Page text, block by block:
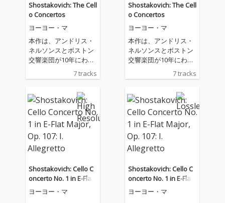
Shostakovich: The Cell
o Concertos
ヨーヨー・マ
本作は、アンドリス・
ネルソンスとボストン
交響楽団が10年にわた
り取り組んできたショ
スタコーヴィチ・プロ
今年、ショスタコーヴ
ィチの没後50周年を記
念して、2つのチェロ
協奏曲をソリストに
は、現代を代表するチ
ェリスト、ヨーヨー・
マを迎えて録音。
7 tracks
Shostakovich: The Cell
o Concertos
ヨーヨー・マ
本作は、アンドリス・
ネルソンスとボストン
交響楽団が10年にわた
り取り組んできたショ
スタコーヴィチ・プロ
今年、ショスタコーヴ
ィチの没後50周年を記
念して、2つのチェロ
協奏曲をソリストに
は、現代を代表するチ
ェリスト、ヨーヨー・
マを迎えて録音。
7 tracks
Shostakovich: Cello C
oncerto No. 1 in E-Flat
Major, Op. 107: I. Allegr
etto
ヨーヨー・マ
Shostakovich: Cello C
oncerto No. 1 in E-Flat
Major, Op. 107: I. Allegr
etto
ヨーヨー・マ